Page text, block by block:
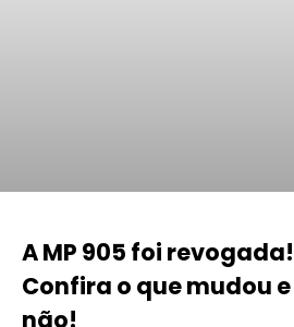
A MP 905 foi revogada!
Confira o que mudou
não!